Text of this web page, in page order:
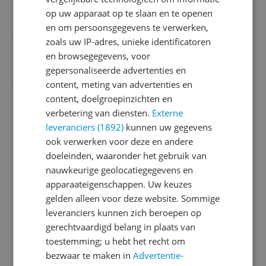
7333394140544
Algemeen
Algemene kenmerken
Capaciteit
Fysieke kenmerken
Gebruiksgemak
Introductie en ondersteuning
Mogelijke vereisten instellen en gebruik
Ovenfuncties
op uw apparaat op te slaan en te openen
en om persoonsgegevens te verwerken,
zoals uw IP-adres, unieke identificatoren
en browsegegevens, voor
gepersonaliseerde advertenties en
content, meting van advertenties en
content, doelgroepinzichten en
verbetering van diensten. Externe
leveranciers (1892) kunnen uw gegevens
ook verwerken voor deze en andere
doeleinden, waaronder het gebruik van
nauwkeurige geolocatiegegevens en
apparaateigenschappen. Uw keuzes
gelden alleen voor deze website. Sommige
leveranciers kunnen zich beroepen op
gerechtvaardigd belang in plaats van
toestemming; u hebt het recht om
bezwaar te maken inAdvertentie-